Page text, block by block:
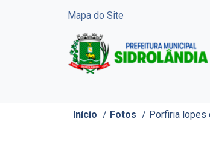
Mapa do Site
Início / Fotos / Porfiria lopes